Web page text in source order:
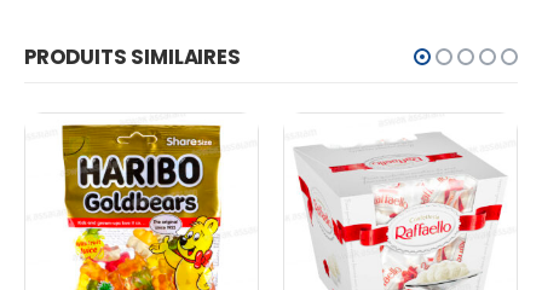
PRODUITS SIMILAIRES